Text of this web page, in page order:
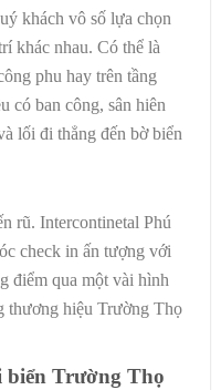
khách vô số lựa chọn
khác nhau. Có thể là
phu hay trên tầng
có ban công, sân hiên
lối đi thẳng đến bờ biển
rũ. Intercontinetal Phú
check in ấn tượng với
điểm qua một vài hình
thương hiệu Trường Thọ
biển Trường Thọ